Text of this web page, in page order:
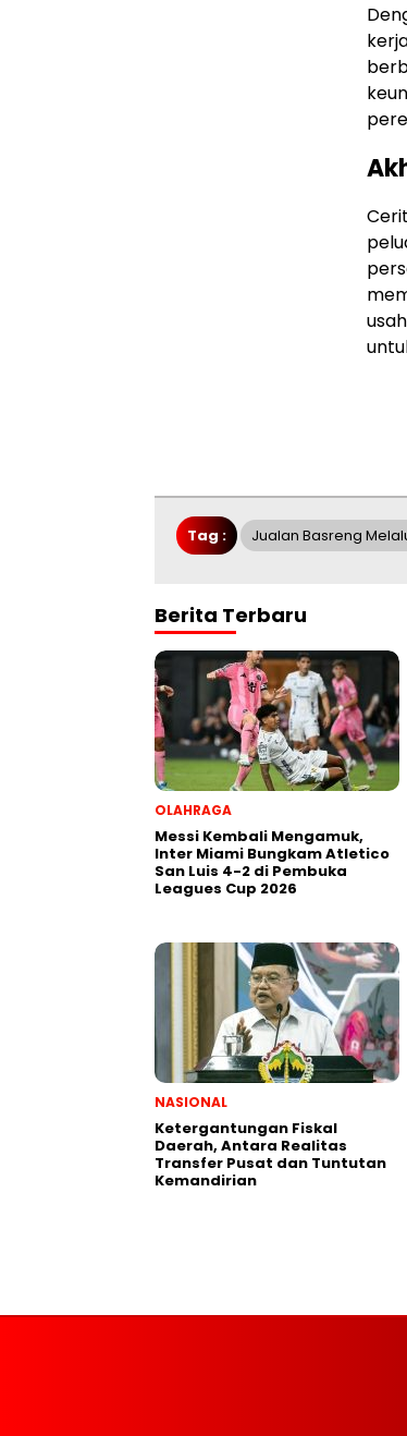
Tag : Jualan Basreng
Berita Terbaru
OLAHRAGA
Messi Kembali Mengamuk,
Inter Miami Bungkam Atletico
San Luis 4-2 di Pembuka
Leagues Cup 2026
NASIONAL
Ketergantungan Fiskal
Daerah, Antara Realitas
Transfer Pusat dan Tuntutan
Kemandirian